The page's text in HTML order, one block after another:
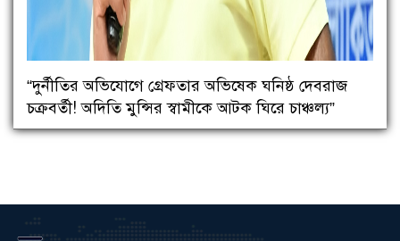
“দুর্নীতির অভিযোগে গ্রেফতার অভিষেক ঘনিষ্ঠ দেবরাজ
চক্রবর্তী! অদিতি মুন্সির স্বামীকে আটক ঘিরে চাঞ্চল্য”